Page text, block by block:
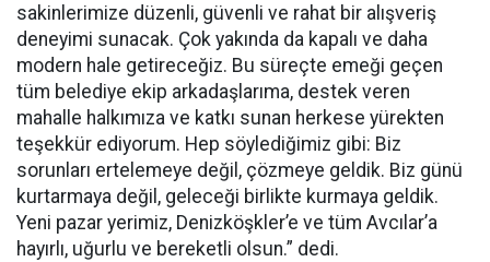
sakinlerimize düzenli, güvenli ve rahat bir alışveriş
deneyimi sunacak. Çok yakında da kapalı ve daha
modern hale getireceğiz. Bu süreçte emeği geçen
tüm belediye ekip arkadaşlarıma, destek veren
mahalle halkımıza ve katkı sunan herkese yürekten
teşekkür ediyorum. Hep söylediğimiz gibi: Biz
sorunları ertelemeye değil, çözmeye geldik. Biz günü
kurtarmaya değil, geleceği birlikte kurmaya geldik.
Yeni pazar yerimiz, Denizköşkler’e ve tüm Avcılar’a
hayırlı, uğurlu ve bereketli olsun.” dedi.